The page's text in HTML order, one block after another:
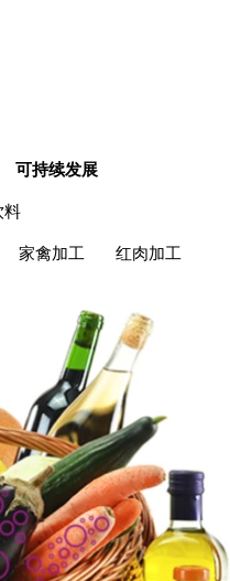
可持续发展
料
家禽加工 红肉加工